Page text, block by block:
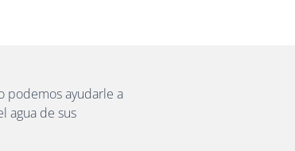
podemos ayudarle a
agua de sus